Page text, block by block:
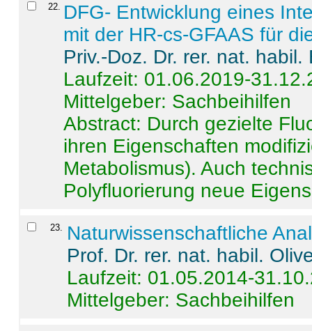
22
DFG- Entwicklung eines
mit der HR-cs-GFAAS für
Priv.-Doz. Dr. rer. nat.
Laufzeit: 01.06.2019-
Mittelgeber: Sachbeihilfen
Abstract: Durch gezielte
ihren Eigenschaften
Metabolismus). Auch
Polyfluorierung neue
23. Naturwissenschaftliche
Prof. Dr. rer. nat. habil.
Laufzeit: 01.05.2014-
Mittelgeber: Sachbeihilfen